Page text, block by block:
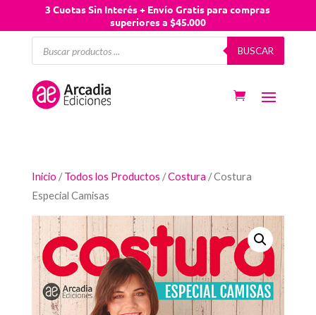
3 Cuotas Sin Interés + Envío Gratis para compras
superiores a $45.000
Búsqueda
productos
BUSCAR
Inicio /Todos los Productos /Costura / Costura
Especial Camisas